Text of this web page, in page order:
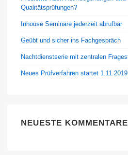
Qualitätsprüfungen?
Inhouse Seminare jederzeit abrufbar
Geübt und sicher ins Fachgespräch
Nachtdienstserie mit zentralen
Neues Prüfverfahren startet 1.11.2019
NEUESTE KOMMENTARE